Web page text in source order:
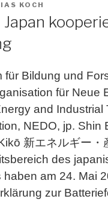
KOCH
für Bildung und
für Neue
and Industrial
NEDO, jp. Shin
新エネルギー・
des
am 24. Mai
zur